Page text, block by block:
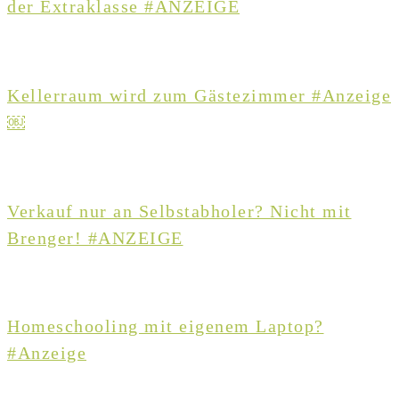
der Extraklasse #ANZEIGE
Kellerraum wird zum Gästezimmer #Anzeige
￼
Verkauf nur an Selbstabholer? Nicht mit
Brenger! #ANZEIGE
Homeschooling mit eigenem Laptop?
#Anzeige